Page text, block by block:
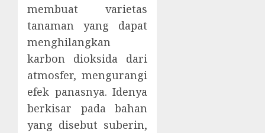
membuat varietas
tanaman yang dapat
menghilangkan
karbon dioksida dari
atmosfer, mengurangi
efek panasnya. Idenya
berkisar pada bahan
yang disebut suberin,